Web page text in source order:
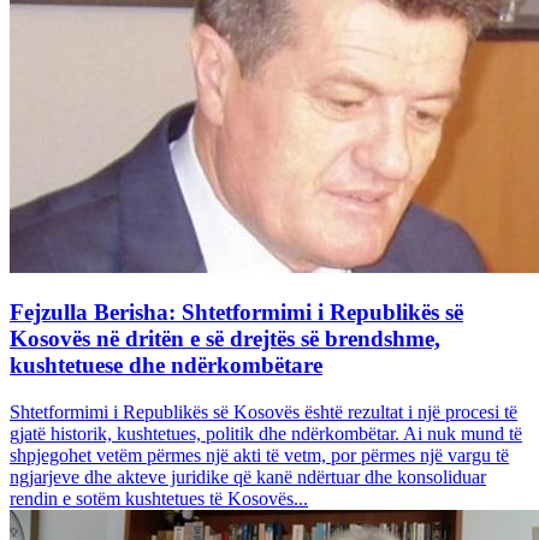
Fejzulla Berisha: Shtetformimi i Republikës së
Kosovës në dritën e së drejtës së brendshme,
kushtetuese dhe ndërkombëtare
Shtetformimi i Republikës së Kosovës është rezultat i një procesi të
gjatë historik, kushtetues, politik dhe ndërkombëtar. Ai nuk mund të
shpjegohet vetëm përmes një akti të vetm, por përmes një vargu të
ngjarjeve dhe akteve juridike që kanë ndërtuar dhe konsoliduar
rendin e sotëm kushtetues të Kosovës...